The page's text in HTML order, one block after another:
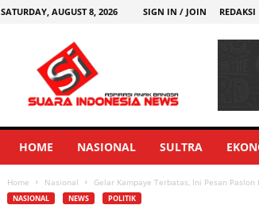
SATURDAY, AUGUST 8, 2026 SIGN IN / JOIN REDAKSI
HOME NASIONAL SULTRA
Home Nasional Gelar Kampaye Terbatas, Ini Pesan Paslon
NASIONAL NEWS POLITIK